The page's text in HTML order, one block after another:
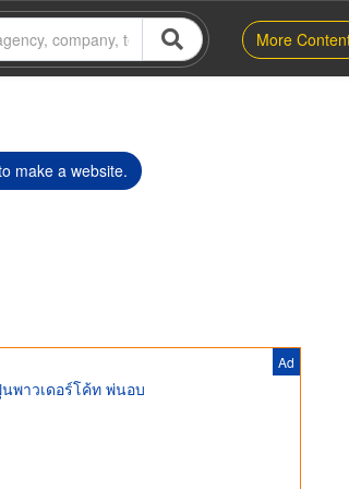
More
make a website.
Ad
พาวเดอร์โค้ท พ่นอบ